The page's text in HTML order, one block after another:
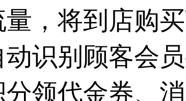
，将到店购
识别顾客会
领代金券、